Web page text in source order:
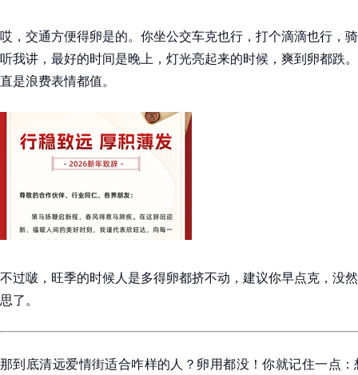
哎，交通方便得卵是的。你坐公交车克也行，打个滴滴也行，
听我讲，最好的时间是晚上，灯光亮起来的时候，爽到卵都跌
直是浪费表情都值。
不过啵，旺季的时候人是多得卵都挤不动，建议你早点克，没
思了。
那到底清远爱情街适合咋样的人？卵用都没！你就记住一点